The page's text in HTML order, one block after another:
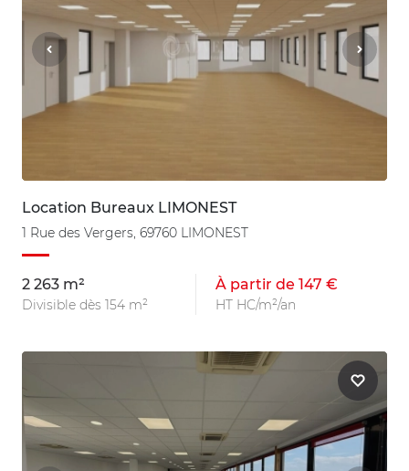
Location Bureaux LIMONEST
1 Rue des Vergers, 69760 LIMONEST
2 263 m²
Divisible dès 154 m²
À partir de 147 €
HT HC/m²/an